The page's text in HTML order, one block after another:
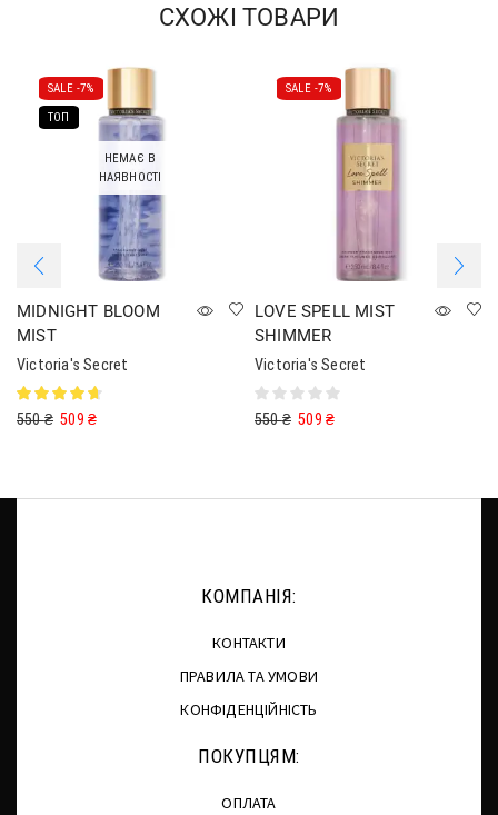
СХОЖІ ТОВАРИ
SALE -7%
ТОП
НЕМАЄ В
НАЯВНОСТІ
MIDNIGHT BLOOM
MIST
Victoria's Secret
550₴ 509₴
SALE -7%
LOVE SPELL MIST
SHIMMER
Victoria's Secret
550₴ 509₴
КОМПАНІЯ:
КОНТАКТИ
ПРАВИЛА ТА УМОВИ
КОНФІДЕНЦІЙНІСТЬ
ПОКУПЦЯМ:
ОПЛАТА